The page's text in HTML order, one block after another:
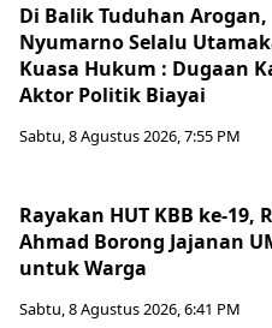
Di Balik Tuduhan Arogan,
Nyumarno Selalu
Kuasa Hukum : Dugaan
Aktor Politik Biayai
Sabtu, 8 Agustus 2026, 7:55 PM
Rayakan HUT KBB ke-19,
Ahmad Borong Jajanan
untuk Warga
Sabtu, 8 Agustus 2026, 6:41 PM